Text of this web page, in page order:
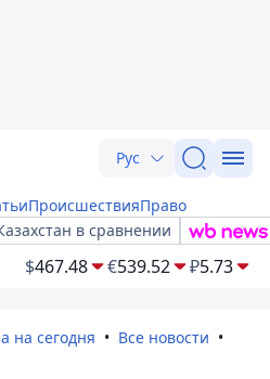
Рус
ПроисшествияПраво
в сравнении
$467.48 €539.52 ₽5.73
на сегодня
Все новости